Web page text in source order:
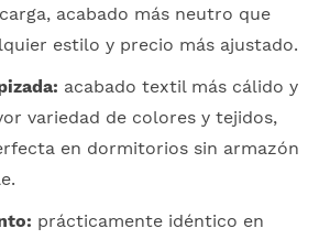
acabado más neutro que
estilo y precio más ajustado.
acabado textil más cálido y
variedad de colores y tejidos,
en dormitorios sin armazón
prácticamente idéntico en